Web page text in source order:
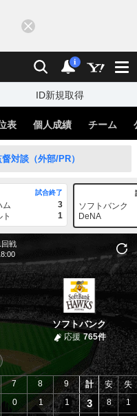
検索 通知
i
ID新規取得
表 個人成績 チーム
対談（外部/PR）
試合終了
ム
3
1
ソフトバンク
DeNA
回戦
ソフトバンク
応援 765件
7 8
9
0 1
1
計 安 失
3 8 1